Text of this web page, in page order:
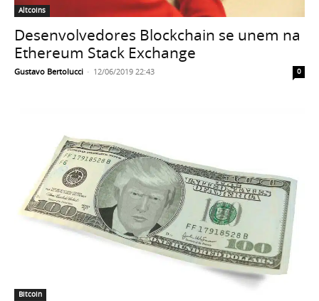
Altcoins
Desenvolvedores Blockchain se unem na
Ethereum Stack Exchange
Gustavo Bertolucci - 12/06/2019 22:43 0
Bitcoin